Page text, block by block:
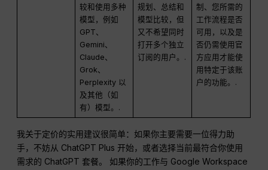
较和使用多种
模型，例如
GPT、
Gemini、
Claude、
Grok、
Perplexity 以
及其他（如
有）模型。.
规划、总结和
模型比较，但
又不希望同时
打开多个独立
订阅的用户。.
制、您所需的
工作流程是否
可用，以及是
否仍需使用官
方应用才能使
用特定于该账
户的功能。.
我关于定价的实用建议很简单：如果你主要需要一位得力助
手，不妨从 ChatGPT Plus 开始，或者选择当前最符合你使用
需求的 ChatGPT 套餐。 如果你的工作与 Google Workspace